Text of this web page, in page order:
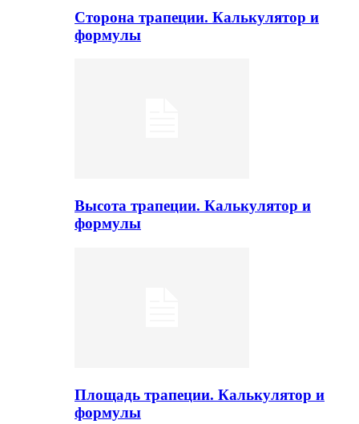
Сторона трапеции. Калькулятор и
формулы
Высота трапеции. Калькулятор и
формулы
Площадь трапеции. Калькулятор и
формулы